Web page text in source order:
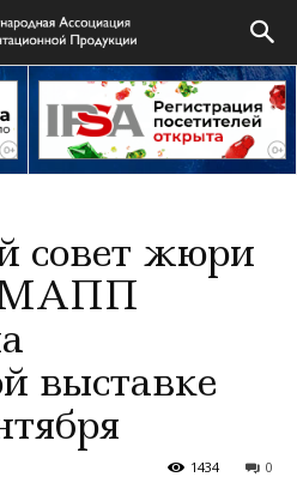
совет жюри
МАПП
выставке
0
1434